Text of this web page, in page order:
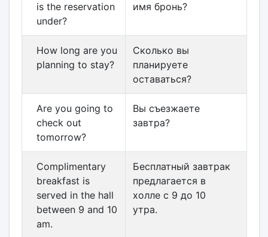
is the reservation
under?
имя бронь?
How long are you
planning to stay?
Сколько вы
планируете
оставаться?
Are you going to
check out
tomorrow?
Вы съезжаете
завтра?
Complimentary
breakfast is
served in the hall
between 9 and 10
am.
Бесплатный завтрак
предлагается в
холле с 9 до 10
утра.